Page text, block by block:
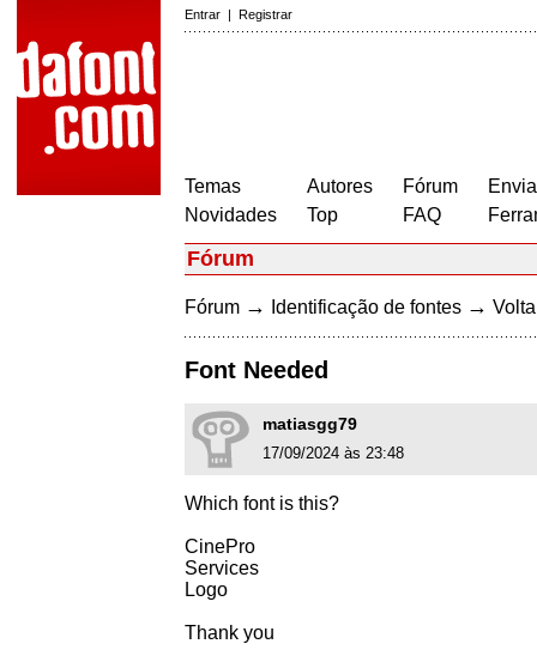
Entrar | Registrar
Temas
Novidades
Autores
Top
Fórum
FAQ
Fórum
Fórum → Identificação de fontes →
Font Needed
matiasgg79
17/09/2024 às 23:48
Which font is this?
CinePro
Services
Logo
Thank you